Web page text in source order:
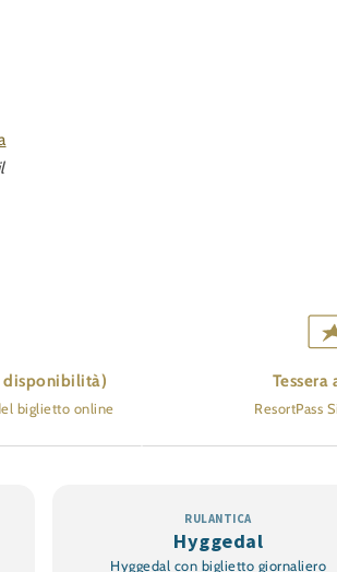
disponibilità)
biglietto online
Tessera
ResortPass
Hyggedal
Hyggedal con biglietto giornaliero